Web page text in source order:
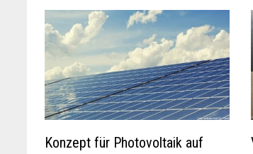
Konzept für Photovoltaik auf